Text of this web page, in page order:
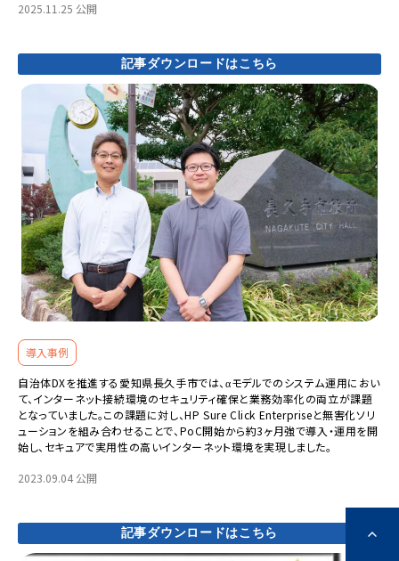
2025.11.25 公開
記事ダウンロードはこちら
導入事例
自治体DXを推進する愛知県長久手市では、αモデルでのシステム運用におい
て、インターネット接続環境のセキュリティ確保と業務効率化の両立が課題
となっていました。この課題に対し、HP Sure Click Enterpriseと無害化ソリ
ューションを組み合わせることで、PoC開始から約3ヶ月強で導入・運用を開
始し、セキュアで実用性の高いインターネット環境を実現しました。
2023.09.04 公開
記事ダウンロードはこちら